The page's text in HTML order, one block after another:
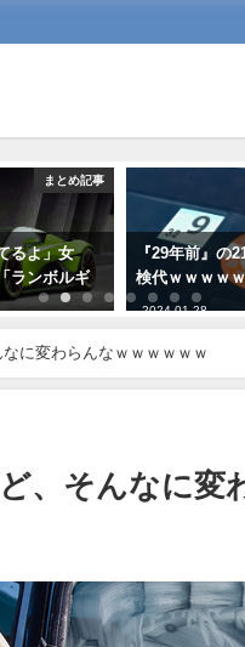
まとめ記事
るよ」女
ランボルギ
『29年前』の
検代ｗｗｗｗ
2024-01-28
に変わらんなｗｗｗｗｗｗ
、そんなに変